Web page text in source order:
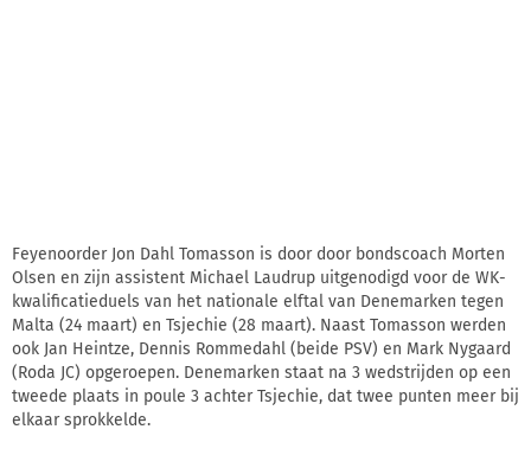
Feyenoorder Jon Dahl Tomasson is door door bondscoach Morten
Olsen en zijn assistent Michael Laudrup uitgenodigd voor de WK-
kwalificatieduels van het nationale elftal van Denemarken tegen
Malta (24 maart) en Tsjechie (28 maart). Naast Tomasson werden
ook Jan Heintze, Dennis Rommedahl (beide PSV) en Mark Nygaard
(Roda JC) opgeroepen. Denemarken staat na 3 wedstrijden op een
tweede plaats in poule 3 achter Tsjechie, dat twee punten meer bij
elkaar sprokkelde.